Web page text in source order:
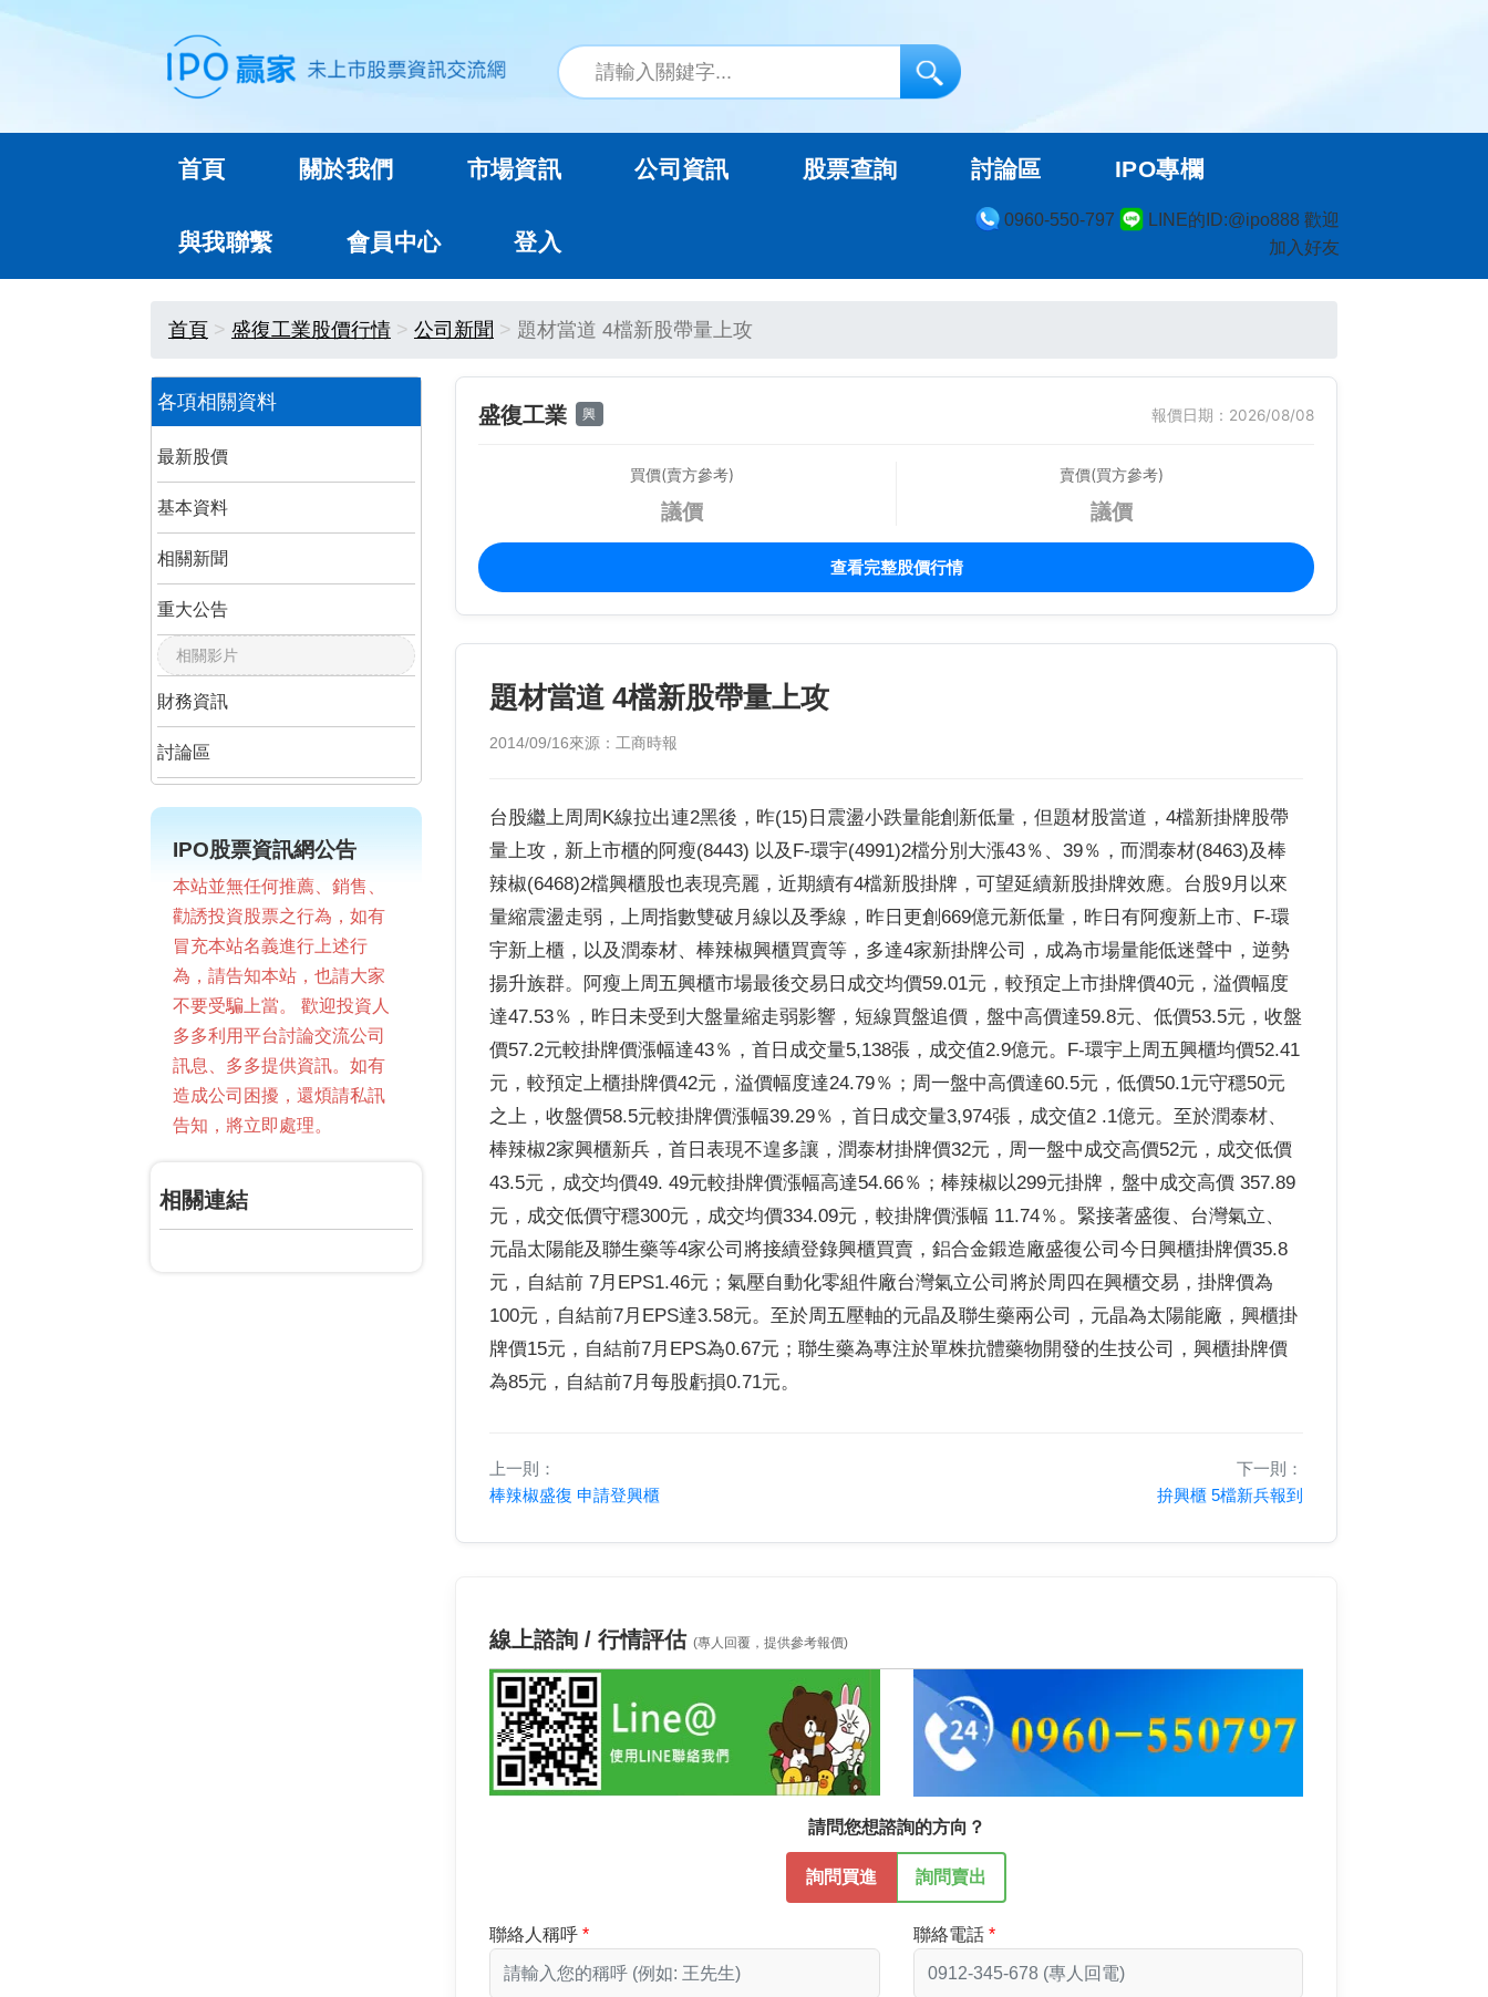
0960-550-797
LINE的ID:@ipo888 歡迎
加入好友
首頁 關於我們 市場資訊 公司資訊 股票查詢 討論區 IPO專欄
與我聯繫 會員中心 登入
首頁 盛復工業股價行情 公司新聞 題材當道 4檔新股帶量上攻
各項相關資料
最新股價
基本資料
相關新聞
重大公告
相關影片
財務資訊
討論區
IPO股票資訊網公告
本站並無任何推薦、銷售、
勸誘投資股票之行為，如有
冒充本站名義進行上述行
為，請告知本站，也請大家
不要受騙上當。 歡迎投資人
多多利用平台討論交流公司
訊息、多多提供資訊。如有
造成公司困擾，還煩請私訊
告知，將立即處理。
相關連結
盛復工業 興 報價日期：2026/08/08
買價(賣方參考)
議價
賣價(買方參考)
議價
查看完整股價行情
題材當道 4檔新股帶量上攻
2014/09/16來源：工商時報
台股繼上周周K線拉出連2黑後，昨(15)日震盪小跌量能創新低量，但題材股當道，4檔新掛牌股帶
量上攻，新上市櫃的阿瘦(8443) 以及F-環宇(4991)2檔分別大漲43％、39％，而潤泰材(8463)及棒
辣椒(6468)2檔興櫃股也表現亮麗，近期續有4檔新股掛牌，可望延續新股掛牌效應。台股9月以來
量縮震盪走弱，上周指數雙破月線以及季線，昨日更創669億元新低量，昨日有阿瘦新上市、F-環
宇新上櫃，以及潤泰材、棒辣椒興櫃買賣等，多達4家新掛牌公司，成為市場量能低迷聲中，逆勢
揚升族群。阿瘦上周五興櫃市場最後交易日成交均價59.01元，較預定上市掛牌價40元，溢價幅度
達47.53％，昨日未受到大盤量縮走弱影響，短線買盤追價，盤中高價達59.8元、低價53.5元，收盤
價57.2元較掛牌價漲幅達43％，首日成交量5,138張，成交值2.9億元。F-環宇上周五興櫃均價52.41
元，較預定上櫃掛牌價42元，溢價幅度達24.79％；周一盤中高價達60.5元，低價50.1元守穩50元
之上，收盤價58.5元較掛牌價漲幅39.29％，首日成交量3,974張，成交值2 .1億元。至於潤泰材、
棒辣椒2家興櫃新兵，首日表現不遑多讓，潤泰材掛牌價32元，周一盤中成交高價52元，成交低價
43.5元，成交均價49. 49元較掛牌價漲幅高達54.66％；棒辣椒以299元掛牌，盤中成交高價 357.89
元，成交低價守穩300元，成交均價334.09元，較掛牌價漲幅 11.74％。緊接著盛復、台灣氣立、
元晶太陽能及聯生藥等4家公司將接續登錄興櫃買賣，鋁合金鍛造廠盛復公司今日興櫃掛牌價35.8
元，自結前 7月EPS1.46元；氣壓自動化零組件廠台灣氣立公司將於周四在興櫃交易，掛牌價為
100元，自結前7月EPS達3.58元。至於周五壓軸的元晶及聯生藥兩公司，元晶為太陽能廠，興櫃掛
牌價15元，自結前7月EPS為0.67元；聯生藥為專注於單株抗體藥物開發的生技公司，興櫃掛牌價
為85元，自結前7月每股虧損0.71元。
上一則：
棒辣椒盛復 申請登興櫃
下一則：
拚興櫃 5檔新兵報到
線上諮詢 / 行情評估(專人回覆，提供參考報價)
請問您想諮詢的方向？
詢問買進 詢問賣出
聯絡人稱呼 聯絡電話